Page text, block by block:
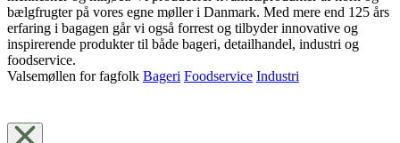
bælgfrugter på vores egne møller i Danmark. Med mere end 125 års
erfaring i bagagen går vi også forrest og tilbyder innovative og
inspirerende produkter til både bageri, detailhandel, industri og
foodservice.
Valsemøllen for fagfolk Bageri Foodservice Industri